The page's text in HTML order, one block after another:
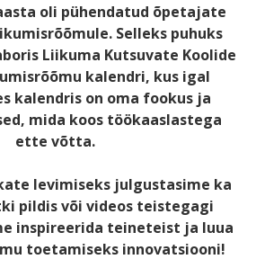
oli pühendatud õpetajate
Selleks puhuks
Liikuma Kutsuvate Koolide
kalendri, kus igal
kalendris on oma fookus ja
mida koos töökaaslastega
ette võtta.
levimiseks julgustasime ka
pildis või videos teistegagi
inspireerida teineteist ja luua
toetamiseks innovatsiooni!